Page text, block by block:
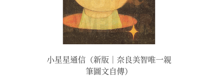
小星星通信（新版｜奈良美智唯一親
筆圖文自傳）